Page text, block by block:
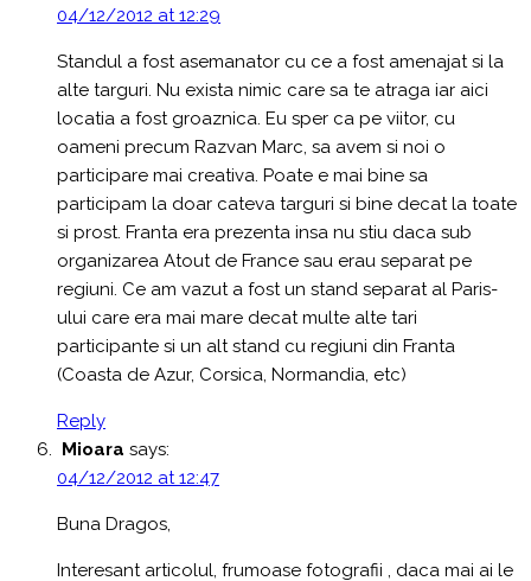
04/12/2012 at 12:29
Standul a fost asemanator cu ce a fost amenajat si la
alte targuri. Nu exista nimic care sa te atraga iar aici
locatia a fost groaznica. Eu sper ca pe viitor, cu
oameni precum Razvan Marc, sa avem si noi o
participare mai creativa. Poate e mai bine sa
participam la doar cateva targuri si bine decat la toate
si prost. Franta era prezenta insa nu stiu daca sub
organizarea Atout de France sau erau separat pe
regiuni. Ce am vazut a fost un stand separat al Paris-
ului care era mai mare decat multe alte tari
participante si un alt stand cu regiuni din Franta
(Coasta de Azur, Corsica, Normandia, etc)
Reply
Mioara says:
04/12/2012 at 12:47
Buna Dragos,
Interesant articolul, frumoase fotografii , daca mai ai le